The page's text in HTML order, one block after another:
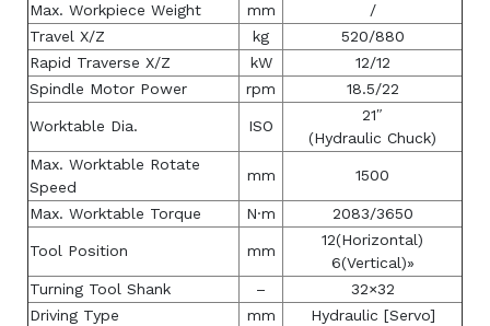
Max. Workpiece Weight
mm
/
Travel X/Z
kg
520/880
Rapid Traverse X/Z
kW
12/12
Spindle Motor Power
rpm 18.5/22
Worktable Dia. ISO
21″
(Hydraulic Chuck)
Max. Worktable Rotate
Speed
mm 1500
Max. Worktable Torque N·m 2083/3650
Tool Position mm
12(Horizontal)
6(Vertical)»
Turning Tool Shank
–
32×32
Driving Type
mm
Hydraulic [Servo]